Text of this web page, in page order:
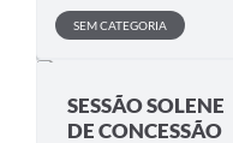
SEM CATEGORIA
SESSÃO SOLENE
DE CONCESSÃO